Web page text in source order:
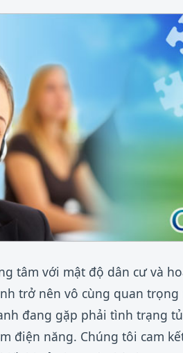
tâm với mật độ dân cư và
trở nên vô cùng quan
đang gặp phải tình trạng
điện năng. Chúng tôi cam